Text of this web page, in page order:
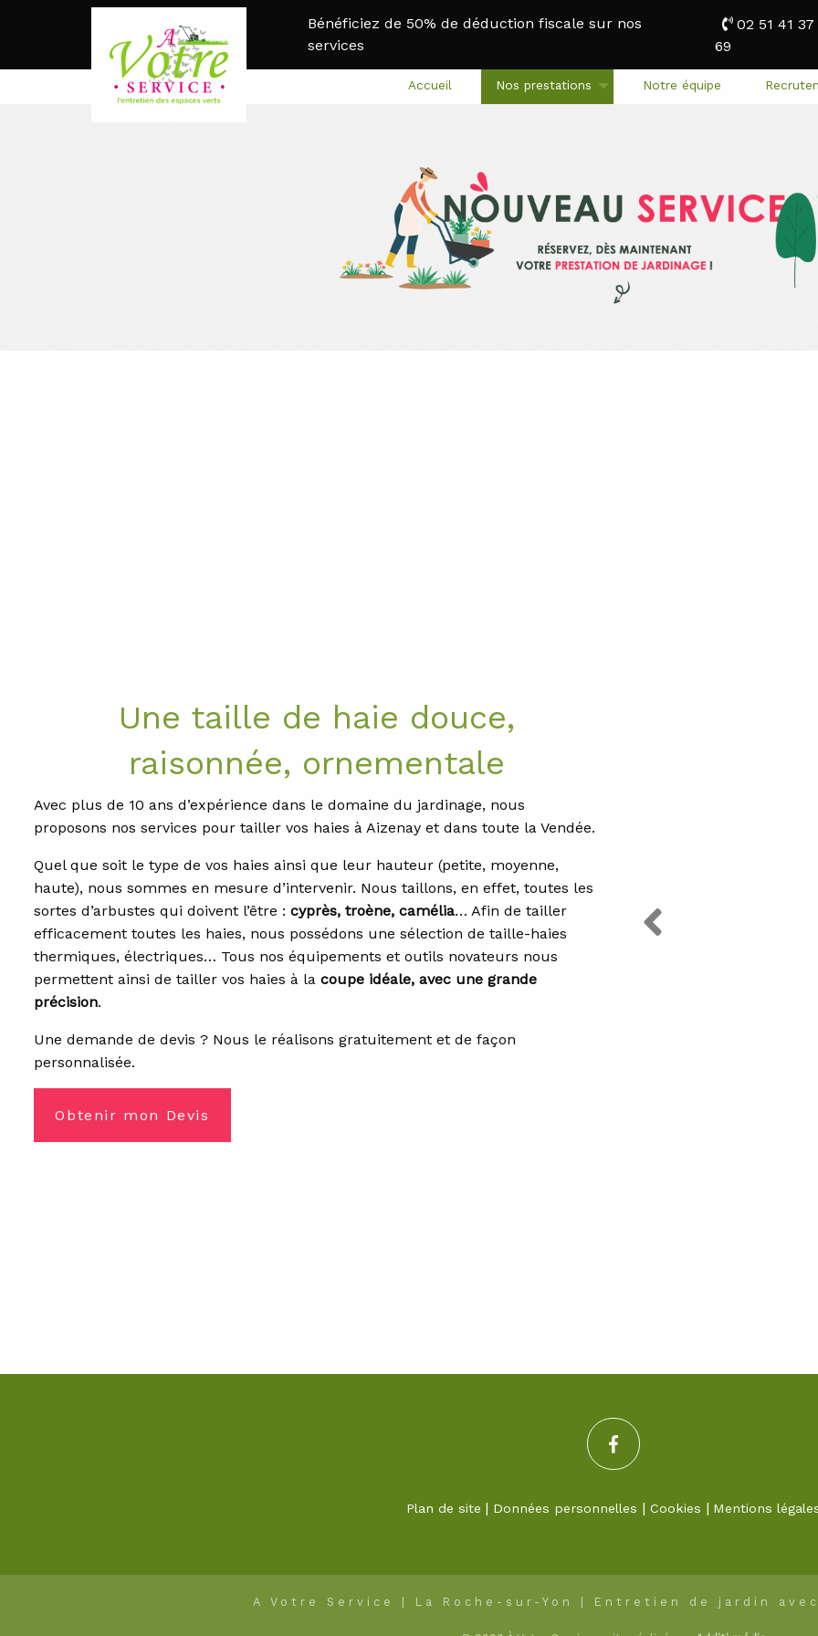
Bénéficiez de 50% de déduction fiscale sur nos
services
02 51 41 37
69
Accueil Nos prestations Notre équipe
Une taille de haie douce,
raisonnée, ornementale
Avec plus de 10 ans d’expérience dans le domaine du jardinage, nous
proposons nos services pour tailler vos haies à Aizenay et dans toute la Vendée.
Quel que soit le type de vos haies ainsi que leur hauteur (petite, moyenne,
haute), nous sommes en mesure d’intervenir. Nous taillons, en effet, toutes les
sortes d’arbustes qui doivent l’être : cyprès, troène, camélia… Afin de tailler
efficacement toutes les haies, nous possédons une sélection de taille-haies
thermiques, électriques… Tous nos équipements et outils novateurs nous
permettent ainsi de tailler vos haies à la coupe idéale, avec une grande
précision.
Une demande de devis ? Nous le réalisons gratuitement et de façon
personnalisée.
Obtenir mon Devis
Previous Slide
Plan de site Données personnelles Cookies Mentions
A Votre Service | La Roche-sur-Yon | Entretien de jardin